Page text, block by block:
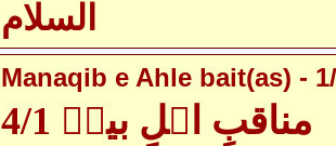
السلام
Manaqib e Ahle bait(as) -
مناقبِ اہلِ بیتؑ 4/1